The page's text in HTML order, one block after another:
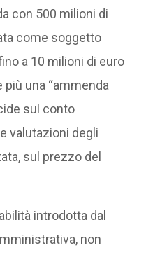
con 500 milioni di
come soggetto
a 10 milioni di euro
una “ammenda
sul conto
valutazioni degli
sul prezzo del
introdotta dal
non